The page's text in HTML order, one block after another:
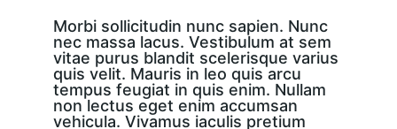
Morbi sollicitudin nunc sapien. Nunc
nec massa lacus. Vestibulum at sem
vitae purus blandit scelerisque varius
quis velit. Mauris in leo quis arcu
tempus feugiat in quis enim. Nullam
non lectus eget enim accumsan
vehicula. Vivamus iaculis pretium